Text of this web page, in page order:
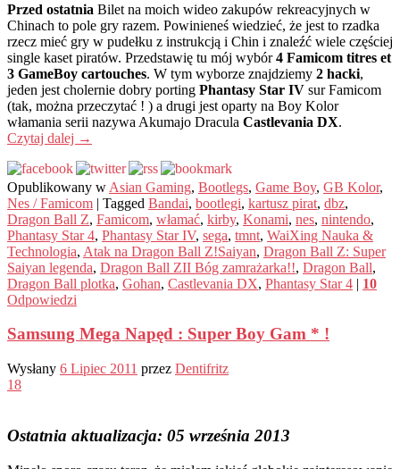
Przed ostatnia Bilet na moich wideo zakupów rekreacyjnych w
Chinach to pole gry razem. Powinieneś wiedzieć, że jest to rzadka
rzecz mieć gry w pudełku z instrukcją i Chin i znaleźć wiele częściej
single kaset piratów. Przedstawię tu mój wybór4 Famicom titres et
3 GameBoy cartouches. W tym wyborze znajdziemy 2 hacki,
jeden jest cholernie dobry porting Phantasy Star IV sur Famicom
(tak, można przeczytać ! ) a drugi jest oparty na Boy Kolor
włamania serii nazywa Akumajo Dracula Castlevania DX.
Czytaj dalej →
Opublikowany w Asian Gaming, Bootlegs, Game Boy, GB Kolor,
Nes / Famicom | Tagged Bandai, bootlegi, kartusz pirat, dbz,
Dragon Ball Z, Famicom, włamać, kirby, Konami, nes, nintendo,
Phantasy Star 4, Phantasy Star IV, sega, tmnt, WaiXing Nauka &
Technologia, Atak na Dragon Ball Z!Saiyan, Dragon Ball Z: Super
Saiyan legenda, Dragon Ball ZII Bóg zamrażarka!!, Dragon Ball,
Dragon Ball plotka, Gohan, Castlevania DX, Phantasy Star 4 | 10
Odpowiedzi
Samsung Mega Napęd : Super Boy Gam * !
Wysłany 6 Lipiec 2011 przez Dentifritz
18
Ostatnia aktualizacja: 05 września 2013